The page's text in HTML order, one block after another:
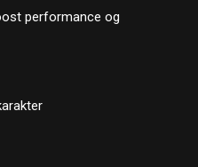
performance og